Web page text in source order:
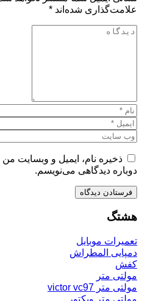
علامت‌گذاری شده‌اند *
ذخیره نام، ایمیل و وبسایت
دوباره دیدگاهی می‌نویسم.
هشتگ
تعمیرات موبایل
دمپایی المطراش
کفش
مولتی متر
مولتی متر victor vc97
مولتی متر ویکتور